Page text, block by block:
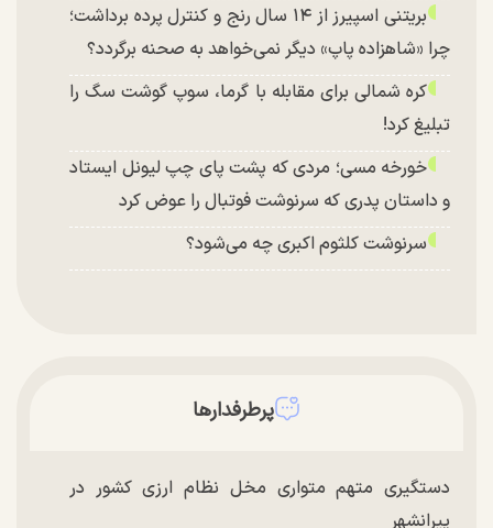
بریتنی اسپیرز از ۱۴ سال رنج و کنترل پرده برداشت؛
چرا «شاهزاده پاپ» دیگر نمی‌خواهد به صحنه برگردد؟
کره شمالی برای مقابله با گرما، سوپ گوشت سگ را
تبلیغ کرد!
خورخه مسی؛ مردی که پشت پای چپ لیونل ایستاد
و داستان پدری که سرنوشت فوتبال را عوض کرد
سرنوشت کلثوم اکبری چه می‌شود؟
پرطرفدارها
دستگیری متهم متواری مخل نظام ارزی کشور در
پیرانشهر